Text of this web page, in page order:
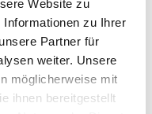
Website zu
zu Ihrer
Partner für
weiter. Unsere
möglicherweise mit
ihnen bereitgestellt
der Reise.
Anbieter innovativer,
für
Das System
Verwaltung